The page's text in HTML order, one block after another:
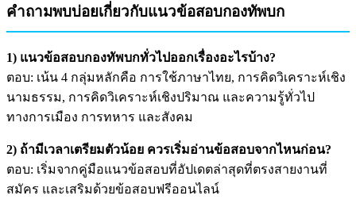
คำถามพบบ่อยเกี่ยวกับแนวข้อสอบกองทัพบก
1) แนวข้อสอบกองทัพบกทั่วไปออกเรื่องอะไรบ้าง?
ตอบ: เน้น 4 กลุ่มหลักคือ การใช้ภาษาไทย, การคิดวิเคราะห์เชิง
นามธรรม, การคิดวิเคราะห์เชิงปริมาณ และความรู้ทั่วไป
ทางการเมือง การทหาร และสังคม
2) ถ้ามีเวลาเตรียมตัวน้อย ควรเริ่มอ่านข้อสอบจากไหนก่อน?
ตอบ: เริ่มจากคู่มือแนวข้อสอบที่อัปเดตล่าสุดที่ตรงสายงานที่
สมัคร และเสริมด้วยข้อสอบฟรีออนไลน์